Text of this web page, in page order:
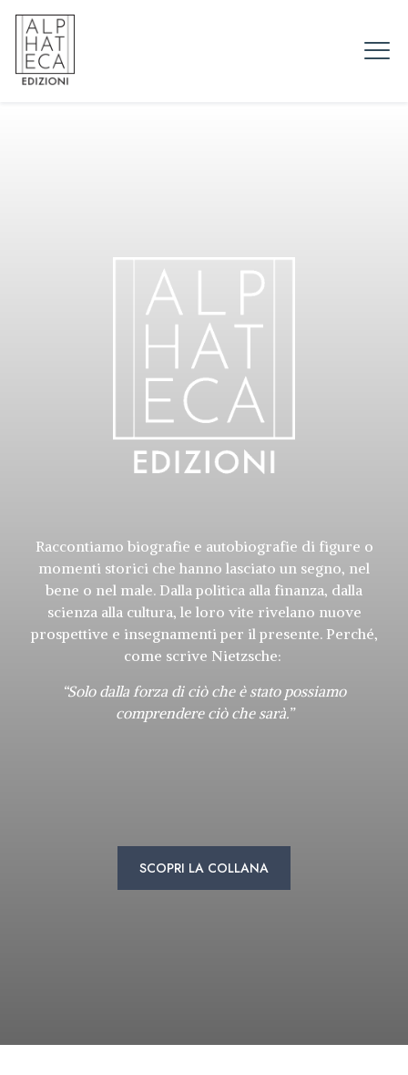
Raccontiamo biografie e autobiografie di figure o
momenti storici che hanno lasciato un segno, nel
bene o nel male. Dalla politica alla finanza, dalla
scienza alla cultura, le loro vite rivelano nuove
prospettive e insegnamenti per il presente. Perché,
come scrive Nietzsche:
“Solo dalla forza di ciò che è stato possiamo
comprendere ciò che sarà.”
SCOPRI LA COLLANA